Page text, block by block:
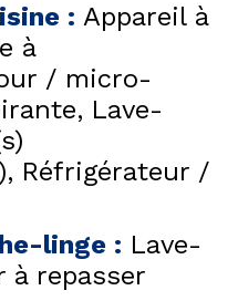
: Appareil à
à
/ micro-
Lave-
Réfrigérateur /
linge : Lave-
à repasser